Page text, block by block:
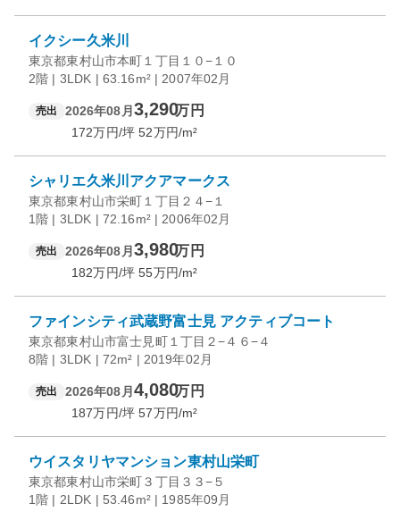
イクシー久米川
東京都東村山市本町１丁目１０−１０
2階 | 3LDK | 63.16m² | 2007年02月
売出 2026年08月 3,290万円
172万円/坪 52万円/m²
シャリエ久米川アクアマークス
東京都東村山市栄町１丁目２４−１
1階 | 3LDK | 72.16m² | 2006年02月
売出 2026年08月 3,980万円
182万円/坪 55万円/m²
ファインシティ武蔵野富士見 アクティブコート
東京都東村山市富士見町１丁目２−４６−４
8階 | 3LDK | 72m² | 2019年02月
売出 2026年08月 4,080万円
187万円/坪 57万円/m²
ウイスタリヤマンション東村山栄町
東京都東村山市栄町３丁目３３−５
1階 | 2LDK | 53.46m² | 1985年09月